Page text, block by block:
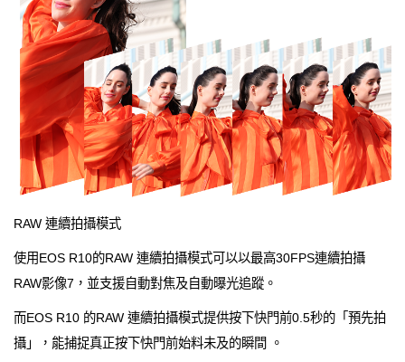
RAW 連續拍攝模式
使用EOS R10的RAW 連續拍攝模式可以以最高30FPS連續拍攝
RAW影像7，並支援自動對焦及自動曝光追蹤。
而EOS R10 的RAW 連續拍攝模式提供按下快門前0.5秒的「預先拍
攝」，能捕捉真正按下快門前始料未及的瞬間 。